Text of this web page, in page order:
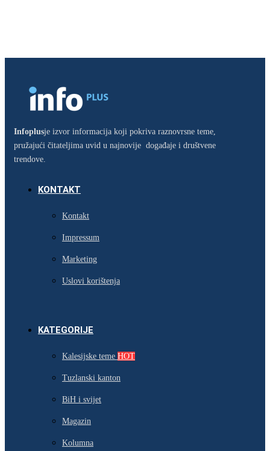
Infoplusje izvor informacija koji pokriva raznovrsne teme,
pružajući čitateljima uvid u najnovije događaje i društvene
trendove.
KONTAKT
Kontakt
Impressum
Marketing
Uslovi korištenja
KATEGORIJE
Kalesijske teme HOT
Tuzlanski kanton
BiH i svijet
Magazin
Kolumna